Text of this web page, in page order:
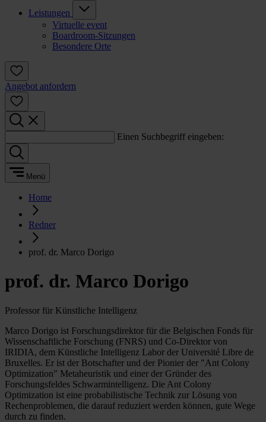
Leistungen
Virtuelle event
Boardroom-Sitzungen
Besondere Orte
Angebot anfordern
Einen Suchbegriff eingeben:
Menü
Home
Redner
prof. dr. Marco Dorigo
prof. dr. Marco Dorigo
Professor für Künstliche Intelligenz
Marco Dorigo ist Forschungsdirektor für die Belgischen Fonds für
Wissenschaftliche Forschung (FNRS) und Co-Direktor von
IRIDIA, dem Künstliche Intelligenz Labor der Université Libre de
Bruxelles. Er ist der Botschafter und der Pionier der "Ant Colony
Optimization" Metaheuristik und einer der Gründer des
Forschungsfeldes Schwarmintelligenz. Die Ant Colony
Optimization ist eine probabilistische Technik zur Lösung von
Rechenproblemen, die darauf reduziert werden können, gute Wege
durch zu finden.